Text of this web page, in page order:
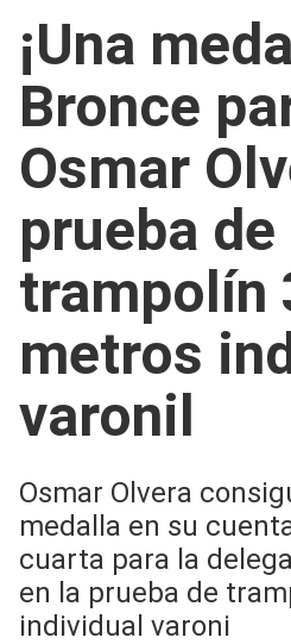
¡Una
Bronce
Osmar
prueba de
trampolín
metros
varonil
Osmar Olvera
medalla en su
cuarta para la
en la prueba de
individual varoni